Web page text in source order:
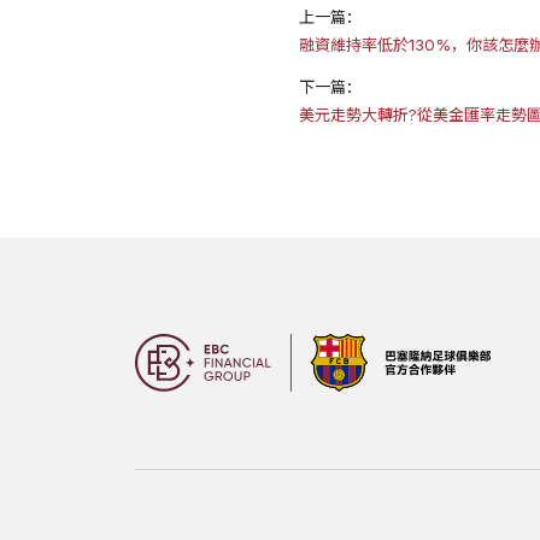
上一篇：
融資維持率低於130%，你該怎麼
下一篇：
美元走勢大轉折?從美金匯率走勢